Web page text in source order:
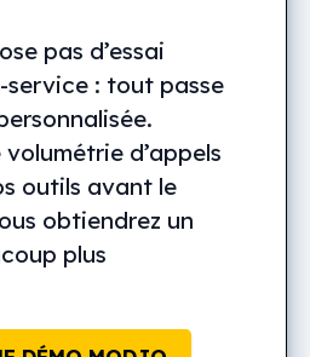
pas d’essai
: tout passe
d’appels
outils avant le
obtiendrez un
plus